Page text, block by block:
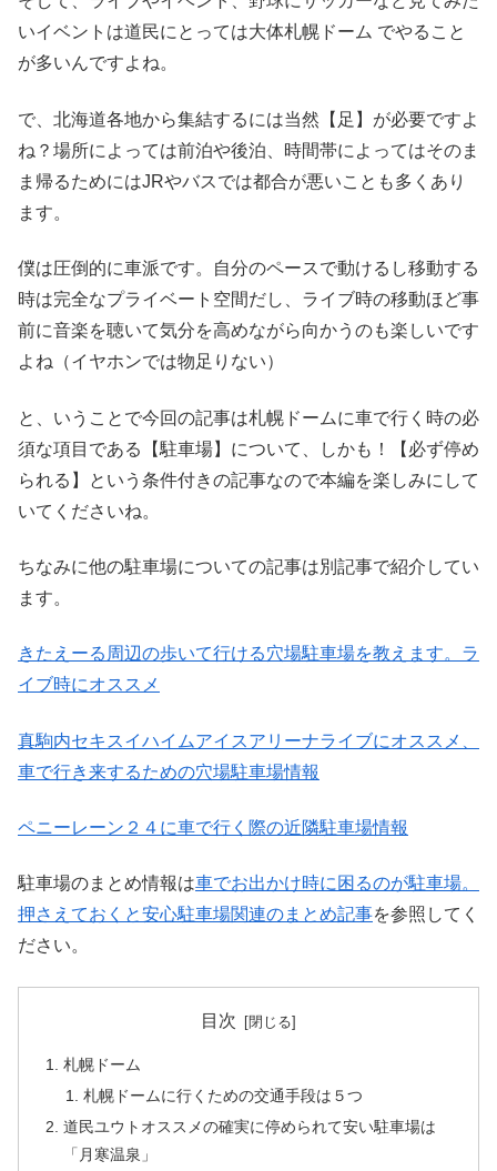
いイベントは道民にとっては大体札幌ドーム でやること
が多いんですよね。
で、北海道各地から集結するには当然【足】が必要ですよ
ね？場所によっては前泊や後泊、時間帯によってはそのま
ま帰るためにはJRやバスでは都合が悪いことも多くあり
ます。
僕は圧倒的に車派です。自分のペースで動けるし移動する
時は完全なプライベート空間だし、ライブ時の移動ほど事
前に音楽を聴いて気分を高めながら向かうのも楽しいです
よね（イヤホンでは物足りない）
と、いうことで今回の記事は札幌ドームに車で行く時の必
須な項目である【駐車場】について、しかも！【必ず停め
られる】という条件付きの記事なので本編を楽しみにして
いてくださいね。
ちなみに他の駐車場についての記事は別記事で紹介してい
ます。
きたえーる周辺の歩いて行ける穴場駐車場を教えます。ラ
イブ時にオススメ
真駒内セキスイハイムアイスアリーナライブにオススメ、
車で行き来するための穴場駐車場情報
ペニーレーン２４に車で行く際の近隣駐車場情報
駐車場のまとめ情報は車でお出かけ時に困るのが駐車場。
押さえておくと安心駐車場関連のまとめ記事を参照してく
ださい。
目次
札幌ドーム
札幌ドームに行くための交通手段は５つ
道民ユウトオススメの確実に停められて安い駐車場は
「月寒温泉」